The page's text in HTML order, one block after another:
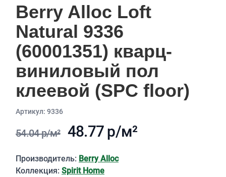
Berry Alloc Loft
Natural 9336
(60001351) кварц-
виниловый пол
клеевой (SPC floor)
Aртикул: 9336
54.04 р/м² 48.77 р/м²
Описание
Производитель: Berry Alloc
Коллекция: Spirit Home